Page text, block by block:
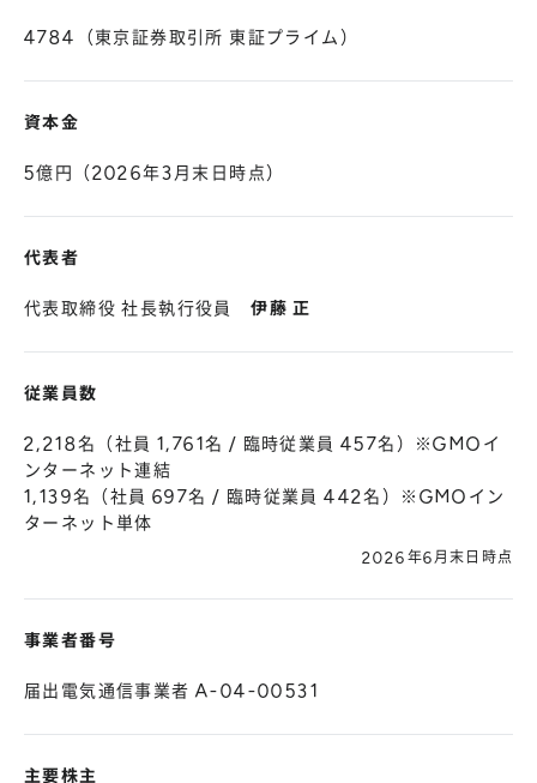
4784（東京証券取引所 東証プライム）
資本金
5億円（2026年3月末日時点）
代表者
代表取締役 社長執行役員伊藤 正
従業員数
2,218名（社員 1,761名 / 臨時従業員 457名）※GMOイ
ンターネット連結
1,139名（社員 697名 / 臨時従業員 442名）※GMOイン
ターネット単体
2026年6月末日時点
事業者番号
届出電気通信事業者 A-04-00531
主要株主